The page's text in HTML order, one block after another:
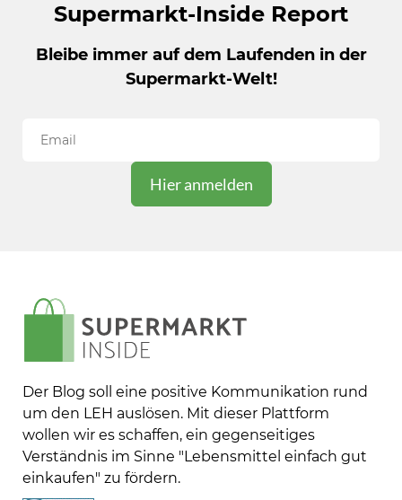
Supermarkt-Inside Report
Bleibe immer auf dem Laufenden in der
Supermarkt-Welt!
Der Blog soll eine positive Kommunikation rund
um den LEH auslösen. Mit dieser Plattform
wollen wir es schaffen, ein gegenseitiges
Verständnis im Sinne "Lebensmittel einfach gut
einkaufen" zu fördern.